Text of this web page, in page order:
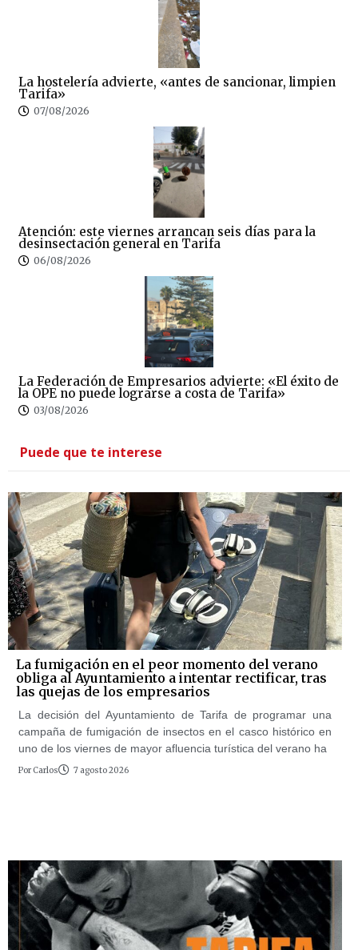
La hostelería advierte, «antes de sancionar, limpien
Tarifa»
07/08/2026
Atención: este viernes arrancan seis días para la
desinsectación general en Tarifa
06/08/2026
La Federación de Empresarios advierte: «El éxito de
la OPE no puede lograrse a costa de Tarifa»
03/08/2026
Puede que te interese
La fumigación en el peor momento del verano
obliga al Ayuntamiento a intentar rectificar, tras
las quejas de los empresarios
La decisión del Ayuntamiento de Tarifa de programar una
campaña de fumigación de insectos en el casco histórico en
uno de los viernes de mayor afluencia turística del verano ha
Por Carlos 7 agosto 2026